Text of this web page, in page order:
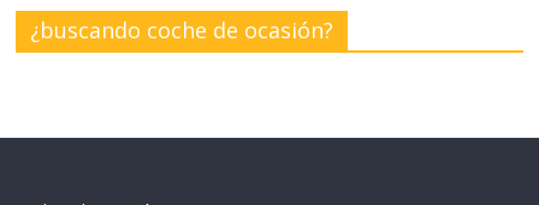
¿buscando coche de ocasión?